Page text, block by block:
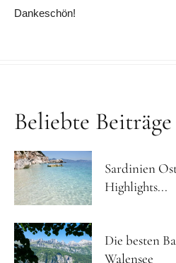
Dankeschön!
Beliebte Beiträge
Sardinien
Highlights...
Die besten
Walensee